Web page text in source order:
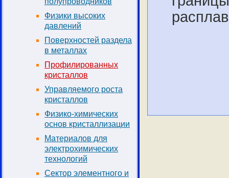
Физики высоких
давлений
Поверхностей раздела
в металлах
Профилированных
кристаллов
Управляемого роста
кристаллов
Физико-химических
основ кристаллизации
Материалов для
электрохимических
технологий
Сектор элементного и